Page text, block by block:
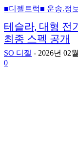
■디젤트럭■ 운송.정보
테슬라, 대형 전
최종 스펙 공개
SO 디젤 - 2026년 02
0